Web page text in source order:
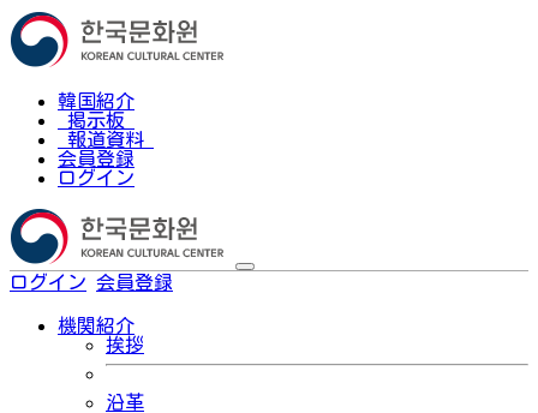
韓国紹介
掲示板
報道資料
会員登録
ログイン
ログイン 会員登録
機関紹介
挨拶
沿革